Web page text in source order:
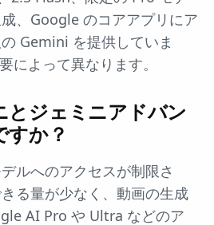
、Google のコアアプリにア
Gemini を提供していま
によって異なります。
とジェミニアドバン
すか？
ルへのアクセスが制限さ
る量が少なく、動画の生成
AI Pro や Ultra などのア